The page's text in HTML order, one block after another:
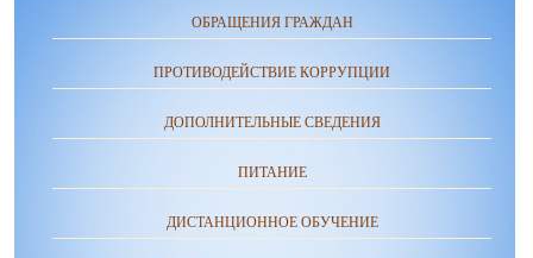
ОБРАЩЕНИЯ ГРАЖДАН
ПРОТИВОДЕЙСТВИЕ КОРРУПЦИИ
ДОПОЛНИТЕЛЬНЫЕ СВЕДЕНИЯ
ПИТАНИЕ
ДИСТАНЦИОННОЕ ОБУЧЕНИЕ